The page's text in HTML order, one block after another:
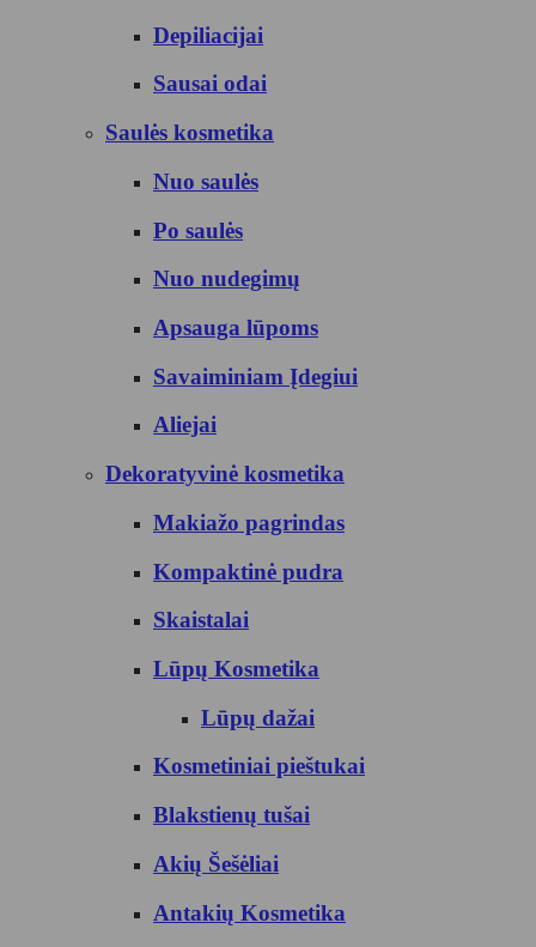
Depiliacijai
Sausai odai
Saulės kosmetika
Nuo saulės
Po saulės
Nuo nudegimų
Apsauga lūpoms
Savaiminiam Įdegiui
Aliejai
Dekoratyvinė kosmetika
Makiažo pagrindas
Kompaktinė pudra
Skaistalai
Lūpų Kosmetika
Lūpų dažai
Kosmetiniai pieštukai
Blakstienų tušai
Akių Šešėliai
Antakių Kosmetika